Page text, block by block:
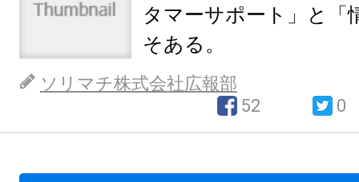
タマーサポート」と「
そある。
ソリマチ株式会社広報部
52
0